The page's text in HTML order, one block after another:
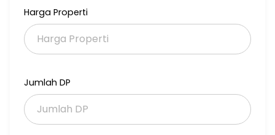
Water Heater 2 (atas bawah)
Lemari yg nempel
Harga : 5M nego
Harga Properti
Jumlah DP